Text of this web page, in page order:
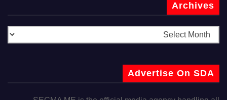
Archives
Advertise On SDA